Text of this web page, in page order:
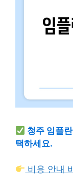
청주 임플
택하세요.
비용 안내